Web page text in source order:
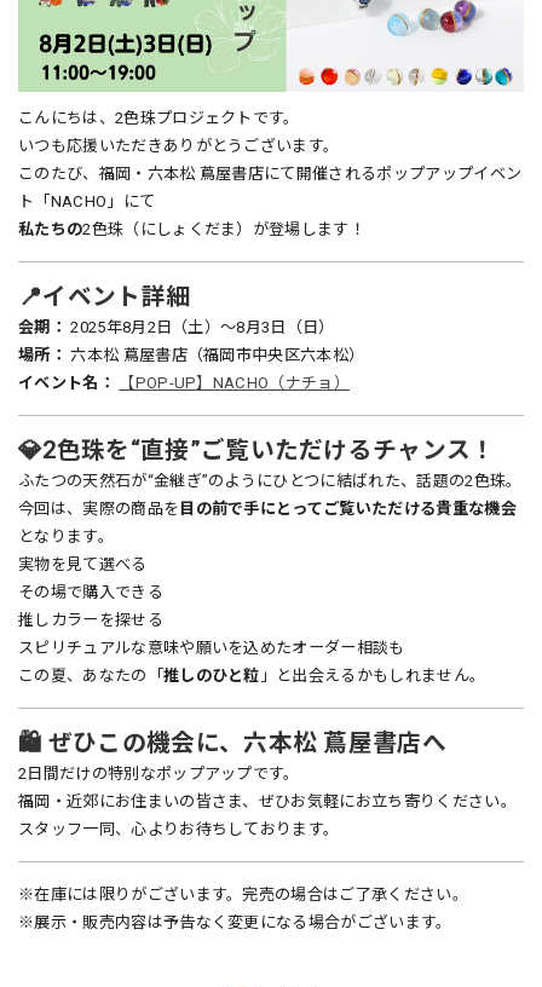
こんにちは、2色珠プロジェクトです。
いつも応援いただきありがとうございます。
このたび、福岡・六本松 蔦屋書店にて開催されるポップアップイベン
ト「NACHO」にて
私たちの2色珠（にしょくだま）が登場します！
📍イベント詳細
会期： 2025年8月2日（土）～8月3日（日）
場所： 六本松 蔦屋書店（福岡市中央区六本松）
イベント名：
【POP-UP】NACHO（ナチョ）
💎2色珠を“直接”ご覧いただけるチャンス！
ふたつの天然石が“金継ぎ”のようにひとつに結ばれた、話題の2色珠。
今回は、実際の商品を 目の前で手にとってご覧いただける貴重な機会
となります。
実物を見て選べる
その場で購入できる
推しカラーを探せる
スピリチュアルな意味や願いを込めたオーダー相談も
この夏、あなたの「 推しのひと粒 」と出会えるかもしれません。
🛍 ぜひこの機会に、六本松 蔦屋書店へ
2日間だけの特別なポップアップです。
福岡・近郊にお住まいの皆さま、ぜひお気軽にお立ち寄りください。
スタッフ一同、心よりお待ちしております。
※在庫には限りがございます。完売の場合はご了承ください。
※展示・販売内容は予告なく変更になる場合がございます。